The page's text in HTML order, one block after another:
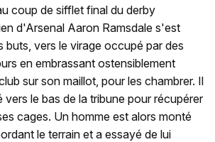
coup de sifflet final du derby
d'Arsenal Aaron Ramsdale s'est
buts, vers le virage occupé par des
en embrassant ostensiblement
sur son maillot, pour les chambrer. Il
vers le bas de la tribune pour récupérer
cages. Un homme est alors monté
le terrain et a essayé de lui